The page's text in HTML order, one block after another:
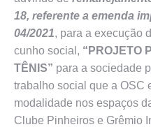
18, referente a emenda
04/2021, para a execução
cunho social, “ PROJETO
TÊNIS” para a sociedade
trabalho social que a OSC
modalidade nos espaços
Clube Pinheiros e Grêmio